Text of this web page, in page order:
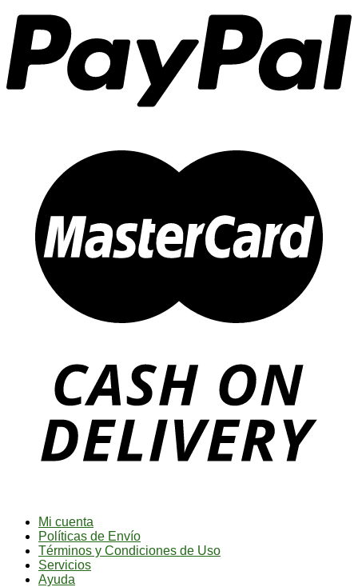
Mi cuenta
Políticas de Envío
Términos y Condiciones de Uso
Servicios
Ayuda